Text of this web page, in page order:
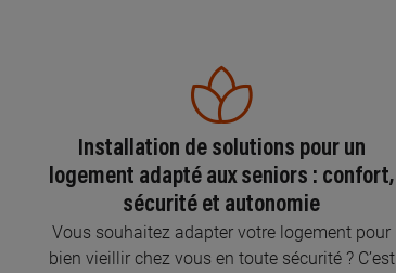
Installation de solutions pour un
logement adapté aux seniors : confort,
sécurité et autonomie
Vous souhaitez adapter votre logement pour
bien vieillir chez vous en toute sécurité ? C’est